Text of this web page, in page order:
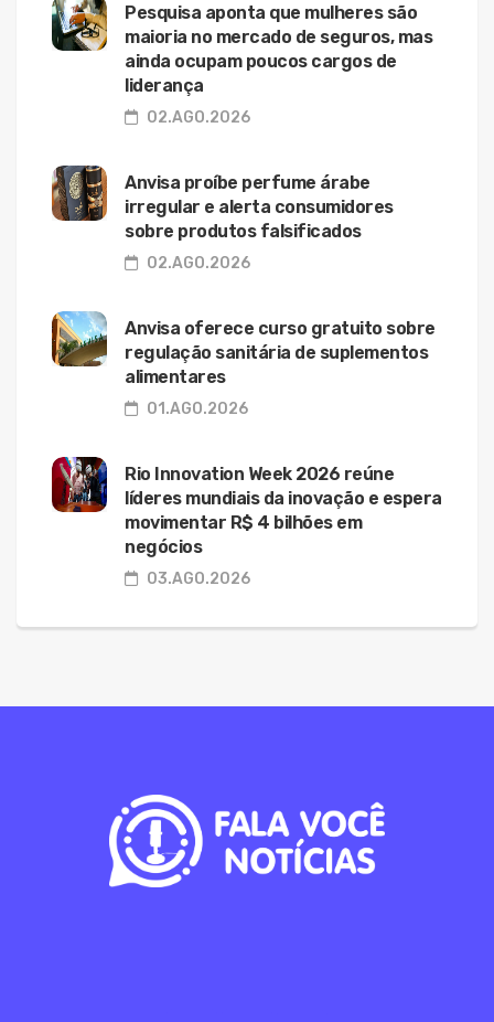
Pesquisa aponta que mulheres são
maioria no mercado de seguros, mas
ainda ocupam poucos cargos de
liderança
02.AGO.2026
Anvisa proíbe perfume árabe
irregular e alerta consumidores
sobre produtos falsificados
02.AGO.2026
Anvisa oferece curso gratuito sobre
regulação sanitária de suplementos
alimentares
01.AGO.2026
Rio Innovation Week 2026 reúne
líderes mundiais da inovação e espera
movimentar R$ 4 bilhões em
negócios
03.AGO.2026